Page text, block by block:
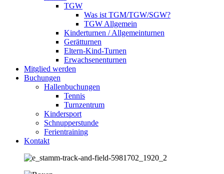
TGW
Was ist TGM/TGW/SGW?
TGW Allgemein
Kinderturnen / Allgemeinturnen
Gerätturnen
Eltern-Kind-Turnen
Erwachsenenturnen
Mitglied werden
Buchungen
Hallenbuchungen
Tennis
Turnzentrum
Kindersport
Schnupperstunde
Ferientraining
Kontakt